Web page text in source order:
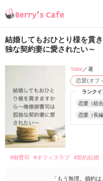
結婚してもおひとり様を貫
独な契約妻に愛されたい～
ランク
恋愛（総合
恋愛（長編
恋愛(オフ
Yabe／著
#御曹司 #オフィスラブ #契約結婚
「もう無理。婚約